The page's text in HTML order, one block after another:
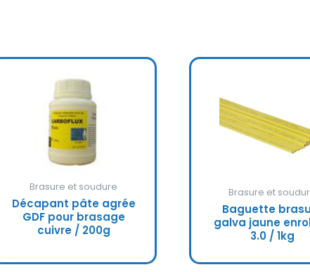
Brasure et soudure
Décapant pâte agrée
GDF pour brasage
cuivre / 200g
Brasure et
Baguette
galva jaune
3.0 / 1kg